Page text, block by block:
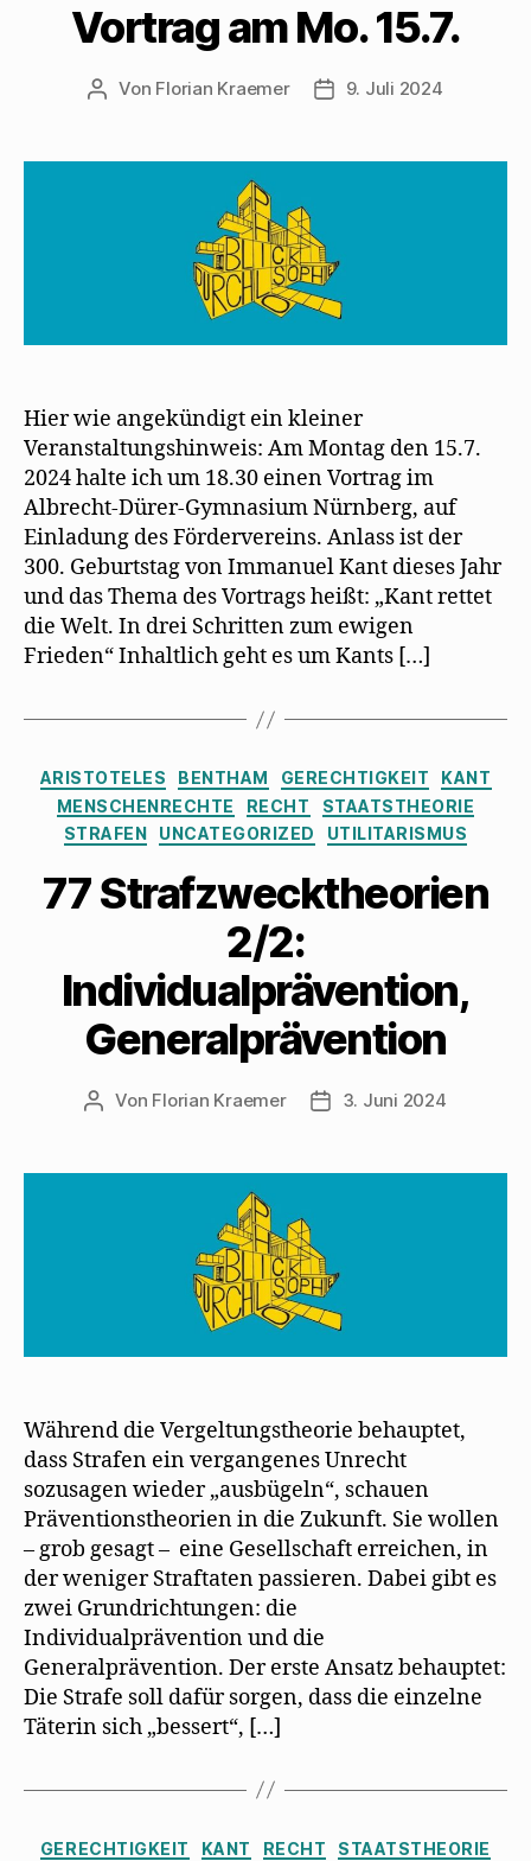
Vortrag am Mo. 15.7.
Beitragsautor
Von Florian Kraemer Veröffentlichungsdatum
9. Juli 2024
Hier wie angekündigt ein kleiner
Veranstaltungshinweis: Am Montag den 15.7.
2024 halte ich um 18.30 einen Vortrag im
Albrecht-Dürer-Gymnasium Nürnberg, auf
Einladung des Fördervereins. Anlass ist der
300. Geburtstag von Immanuel Kant dieses Jahr
und das Thema des Vortrags heißt: „Kant rettet
die Welt. In drei Schritten zum ewigen
Frieden“ Inhaltlich geht es um Kants […]
Kategorien
ARISTOTELES BENTHAM GERECHTIGKEIT
KANT
MENSCHENRECHTE
RECHT
STAATSTHEORIE
STRAFEN
UNCATEGORIZED UTILITARISMUS
77 Strafzwecktheorien
2/2:
Individualprävention,
Generalprävention
Beitragsautor
Von Florian Kraemer Veröffentlichungsdatum
3. Juni 2024
Während die Vergeltungstheorie behauptet,
dass Strafen ein vergangenes Unrecht
sozusagen wieder „ausbügeln“, schauen
Präventionstheorien in die Zukunft. Sie wollen
– grob gesagt – eine Gesellschaft erreichen, in
der weniger Straftaten passieren. Dabei gibt es
zwei Grundrichtungen: die
Individualprävention und die
Generalprävention. Der erste Ansatz behauptet:
Die Strafe soll dafür sorgen, dass die einzelne
Täterin sich „bessert“, […]
Kategorien
GERECHTIGKEIT KANT RECHT STAATSTHEORIE